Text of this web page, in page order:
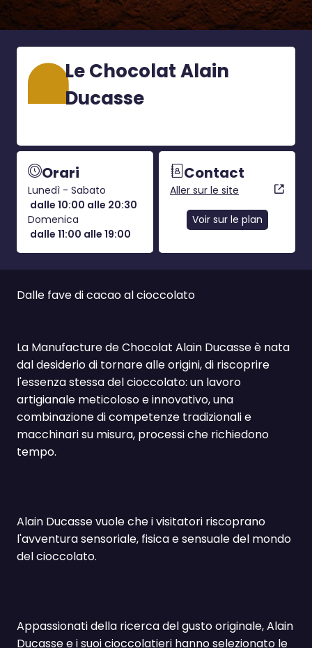
Le Chocolat Alain
Ducasse
Orari
Lunedì - Sabato
dalle 10:00 alle 20:30
Domenica
dalle 11:00 alle 19:00
Contact
Aller sur le site
Voir sur le plan
Dalle fave di cacao al cioccolato
La Manufacture de Chocolat Alain Ducasse è nata
dal desiderio di tornare alle origini, di riscoprire
l'essenza stessa del cioccolato: un lavoro
artigianale meticoloso e innovativo, una
combinazione di competenze tradizionali e
macchinari su misura, processi che richiedono
tempo.
Alain Ducasse vuole che i visitatori riscoprano
l'avventura sensoriale, fisica e sensuale del mondo
del cioccolato.
Appassionati della ricerca del gusto originale, Alain
Ducasse e i suoi cioccolatieri hanno selezionato le